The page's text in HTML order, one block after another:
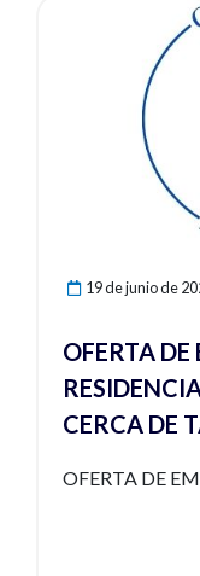
19 de junio de
OFERTA DE
OFERTA DE